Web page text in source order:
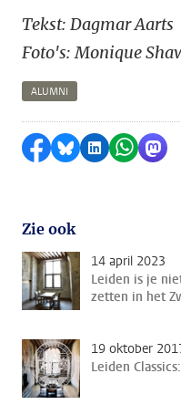
Tekst: Dagmar Aarts
Foto's: Monique
ALUMNI
Delen op Facebook
Delen viaDelen op
Delen
Zie ook
14 april 2023
Leiden is je
zetten in het
19 oktober
Leiden